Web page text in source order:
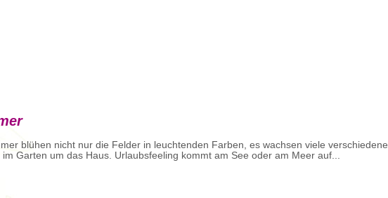
blühen nicht nur die Felder in leuchtenden Farben, es wachsen viele verschiedene
im Garten um das Haus. Urlaubsfeeling kommt am See oder am Meer auf...